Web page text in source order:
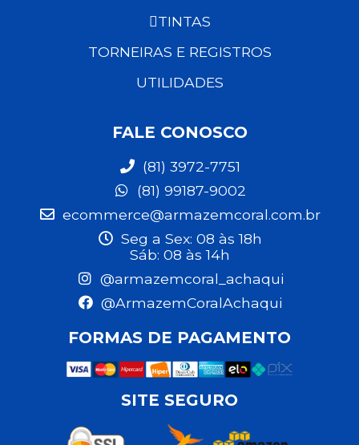
TINTAS
TORNEIRAS E REGISTROS
UTILIDADES
FALE CONOSCO
(81) 3972-7751
(81) 99187-9002
ecommerce@armazemcoral.com.br
Seg a Sex: 08 às 18h
Sáb: 08 às 14h
@armazemcoral_achaqui
@ArmazemCoralAchaqui
FORMAS DE PAGAMENTO
SITE SEGURO